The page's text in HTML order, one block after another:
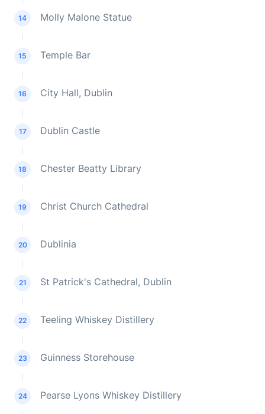
14 Molly Malone Statue
15 Temple Bar
16 City Hall, Dublin
17 Dublin Castle
18 Chester Beatty Library
19 Christ Church Cathedral
20 Dublinia
21 St Patrick's Cathedral, Dublin
22 Teeling Whiskey Distillery
23 Guinness Storehouse
24 Pearse Lyons Whiskey Distillery